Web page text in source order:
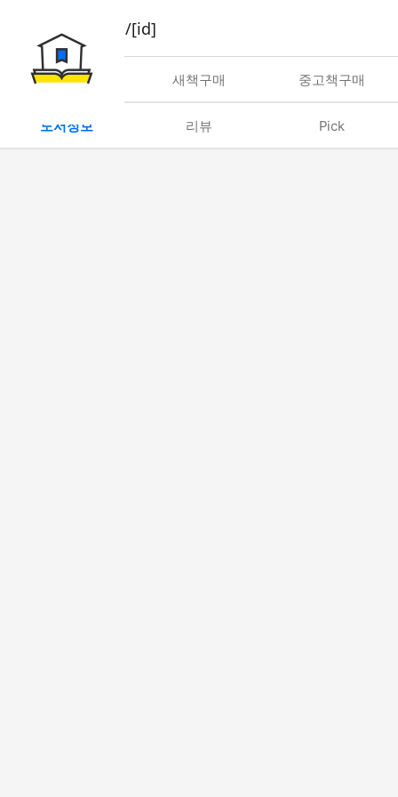
book/rent/[id]
대여 새책구매 중고책구매
도서정보 리뷰 Pick